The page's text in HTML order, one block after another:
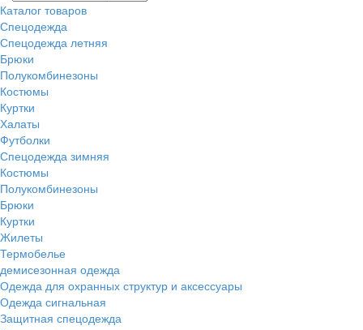
Каталог товаров
Спецодежда
Спецодежда летняя
Брюки
Полукомбинезоны
Костюмы
Куртки
Халаты
Футболки
Спецодежда зимняя
Костюмы
Полукомбинезоны
Брюки
Куртки
Жилеты
Термобелье
демисезонная одежда
Одежда для охранных структур и аксессуары
Одежда сигнальная
Защитная спецодежда